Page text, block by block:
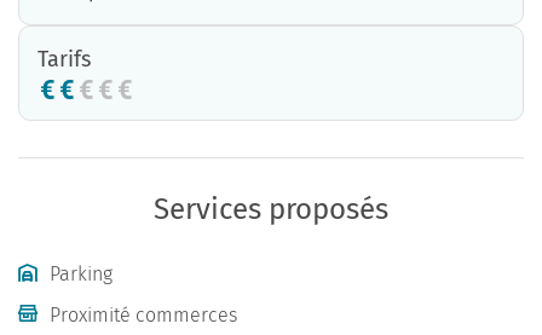
Tarifs
Services proposés
Parking
Proximité commerces